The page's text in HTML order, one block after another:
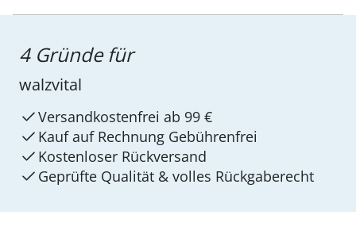
4 Gründe für
walzvital
Versandkostenfrei ab 99 €
Kauf auf Rechnung Gebührenfrei
Kostenloser Rückversand
Geprüfte Qualität & volles Rückgaberecht